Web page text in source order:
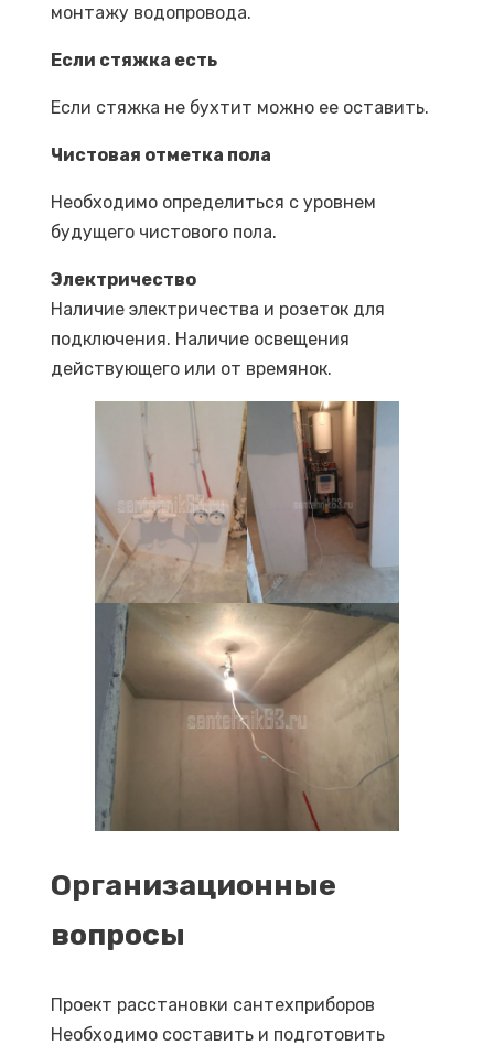
Проверка градуса угла
Кухня
Стены на кухне, оштукатуриваем под
маяк, не забываем про угол в 90
градусов в месте установки кухни.
Подготовка стен при монтаже
радиаторов отопления
Стену за плоскостью радиатора
оштукатурить «под маяк»
монтажу водопровода.
Если стяжка есть
Если стяжка не бухтит можно ее оставить.
Чистовая отметка пола
Необходимо определиться с уровнем
будущего чистового пола.
Электричество
Наличие электричества и розеток для
подключения. Наличие освещения
действующего или от времянок.
Организационные
вопросы
Проект расстановки сантехприборов
Необходимо составить и подготовить